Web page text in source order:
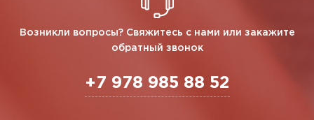
Возникли вопросы? Свяжитесь с нами или закажите
обратный звонок
+7 978 985 88 52